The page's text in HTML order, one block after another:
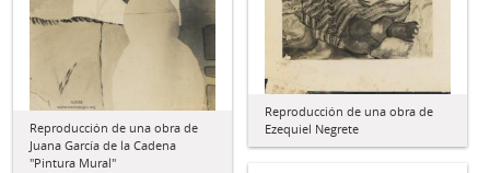
Reproducción de una obra de
Ezequiel Negrete
Reproducción de una obra de
Juana García de la Cadena
"Pintura Mural"